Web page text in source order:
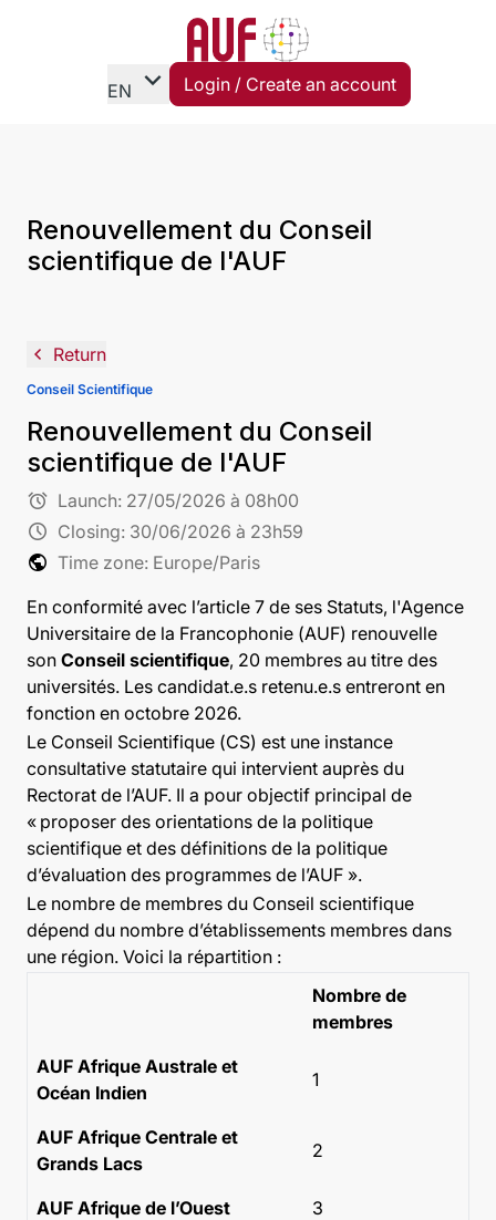
EN expand_more Login / Create an account
Renouvellement du Conseil
scientifique de l'AUF
navigate_before Return
Conseil Scientifique
Renouvellement du Conseil
scientifique de l'AUF
alarm Launch: 27/05/2026 à 08h00
schedule Closing: 30/06/2026 à 23h59
public Time zone: Europe/Paris
En conformité avec l’article 7 de ses Statuts, l'Agence
Universitaire de la Francophonie (AUF) renouvelle
son Conseil scientifique, 20 membres au titre des
universités. Les candidat.e.s retenu.e.s entreront en
fonction en octobre 2026.
Le Conseil Scientifique (CS) est une instance
consultative statutaire qui intervient auprès du
Rectorat de l’AUF. Il a pour objectif principal de
« proposer des orientations de la politique
scientifique et des définitions de la politique
d’évaluation des programmes de l’AUF ».
Le nombre de membres du Conseil scientifique
dépend du nombre d’établissements membres dans
une région. Voici la répartition :
Nombre de
membres
AUF Afrique Australe et
Océan Indien
1
AUF Afrique Centrale et
Grands Lacs
2
AUF Afrique de l’Ouest
3